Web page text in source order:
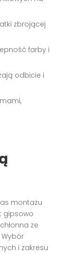
zbrojącej
farby i
odbicie i
montażu
gipsowo
ze
i zakresu